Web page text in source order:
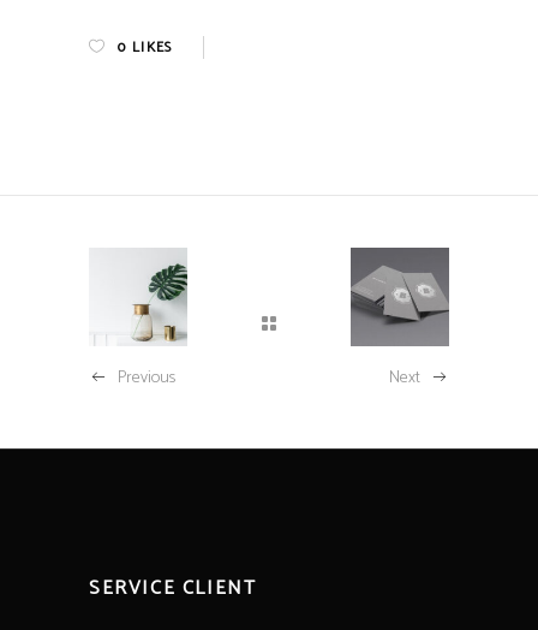
0 LIKES
Previous Next
SERVICE CLIENT